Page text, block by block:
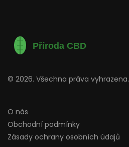
© 2026. Všechna práva vyhrazena.
O nás
Obchodní podmínky
Zásady ochrany osobních údajů